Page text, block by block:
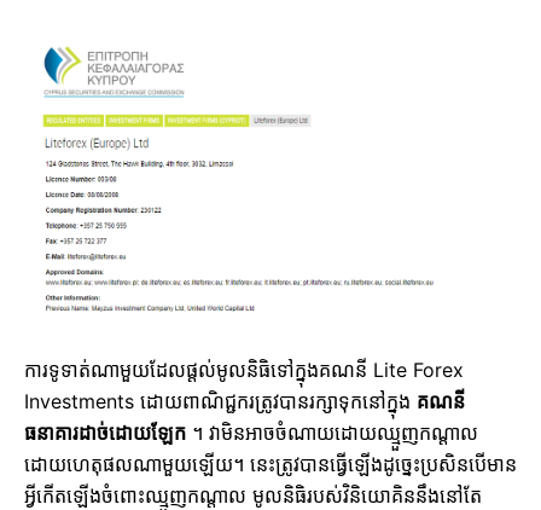
ការទូទាត់ណាមួយដែលផ្តល់មូលនិធិទៅក្នុងគណនី Lite Forex
Investments ដោយពាណិជ្ជករត្រូវបានរក្សាទុកនៅក្នុង គណនី
ធនាគារដាច់ដោយឡែក ។ វាមិនអាចចំណាយដោយឈ្មួញកណ្តាល
ដោយហេតុផលណាមួយឡើយ។ នេះត្រូវបានធ្វើឡើងដូច្នេះប្រសិនបើមាន
អ្វីកើតឡើងចំពោះឈ្មួញកណ្តាល មូលនិធិរបស់វិនិយោគិននឹងនៅតែ